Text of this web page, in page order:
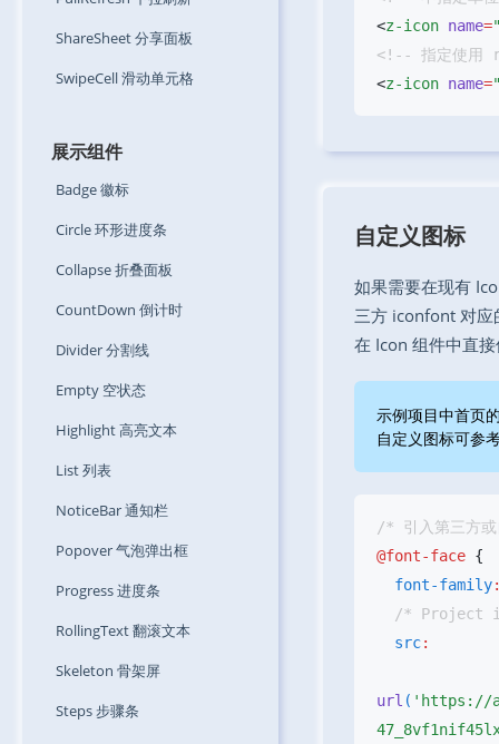
ShareSheet分享面板
SwipeCell滑动单元格
展示组件
Badge徽标
Circle环形进度条
Collapse折叠面板
CountDown 倒计时
Divider分割线
Empty 空状态
Highlight高亮文本
List列表
NoticeBar通知栏
Popover气泡弹出框
Progress进度条
RollingText翻滚文本
Skeleton 骨架屏
Steps步骤条
<z-icon name=
<z-icon name=
自定义图标
如果需要在现有
三方 iconfont 对应
在 Icon 组件中直
示例项目中首页
自定义图标可参
@font-face
  font-family
  src
url ( 'https://